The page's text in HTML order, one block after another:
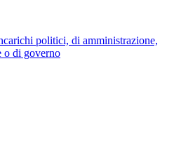
politici, di amministrazione,
o di governo